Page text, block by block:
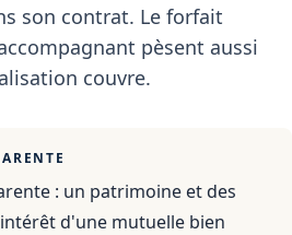
son contrat. Le forfait
pèsent aussi
couvre.
: un patrimoine et des
d'une mutuelle bien